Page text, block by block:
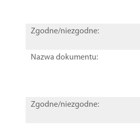
Zgodne/niezgodne:
Nazwa dokumentu:
Zgodne/niezgodne: